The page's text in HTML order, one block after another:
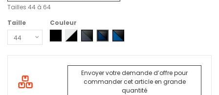
Tailles 44 à 64
Taille
Couleur
0404 - Noir
0904 - Blanc - Noir
5804 - Gris acier - Noir
9504 - Bleu marine - Noir
5604 - Bleu vrai - Noir
Envoyer votre demande d’offre pour
commander cet article en grande
quantité